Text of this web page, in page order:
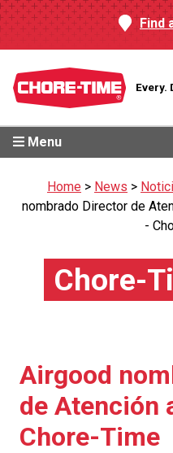
Find
Every.
Menu
Home > News >
nombrado Director de
-
Chore-
Airgood
de Atención
Chore-Time